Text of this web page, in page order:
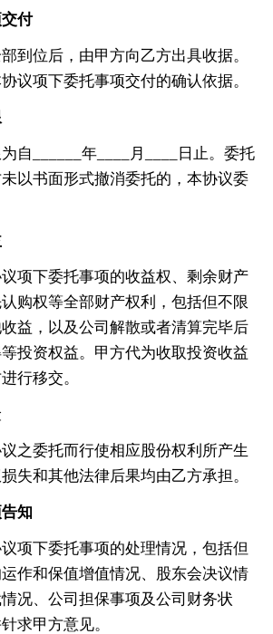
付
到位后，由甲方向乙方出具收据。
议项下委托事项交付的确认依据。
为自______年____月____日止。委托
以书面形式撤消委托的，本协议委
项下委托事项的收益权、剩余财产
购权等全部财产权利，包括但不限
益，以及公司解散或者清算完毕后
投资权益。甲方代为收取投资收益
行移交。
之委托而行使相应股份权利所产生
失和其他法律后果均由乙方承担。
知
项下委托事项的处理情况，包括但
作和保值增值情况、股东会决议情
况、公司担保事项及公司财务状
求甲方意见。